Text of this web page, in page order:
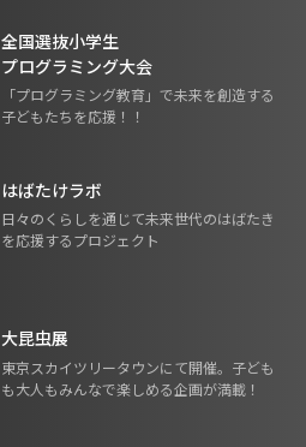
全国選抜小学生
プログラミング大会
「プログラミング教育」で未来を創造する
子どもたちを応援！！
はばたけラボ
日々のくらしを通じて未来世代のはばたき
を応援するプロジェクト
大昆虫展
東京スカイツリータウンにて開催。子ども
も大人もみんなで楽しめる企画が満載！